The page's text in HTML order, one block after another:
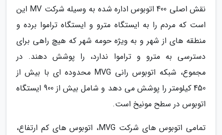
نقش اصلی 400 اتوبوس اداره شده به وسیله شرکت MV این
است که مردم را به ایستگاه مترو و ایستگاه تراموا برده و
منطقه های از شهر و به ویژه حومه شهر که هیچ راهی برای
دسترسی به مترو و تراموا ندارد، را پوشش دهند. در
مجموع، شبکه اتوبوس رانی MVG محدوده ای با بیش از
450 کیلومتر را پوشش می دهد و شامل بیش از 900 ایستگاه
اتوبوس در سطح مونیخ است.
تمامی اتوبوس های شرکت MVG، اتوبوس های کم ارتفاع،